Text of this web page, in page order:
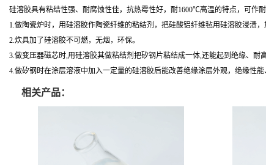
硅溶胶具有粘结性强、耐腐蚀性佳，抗热霉性好，耐1600℃高温的特点，可作
1.做陶瓷炉时，用硅溶胶作陶瓷纤维的粘结剂，把硅酸铝纤维毡用硅溶胶浸渍
2.炊具加了硅溶胶不可燃，无烟，环保。
3.做变压器磁芯时,用硅溶胶其做粘结剂把矽钢片粘结成一体,还能起到绝缘、耐高
4.做矽钢时在涂层溶液中加入一定量的硅溶胶后能改善绝缘涂层外观，绝缘性
相关产品：